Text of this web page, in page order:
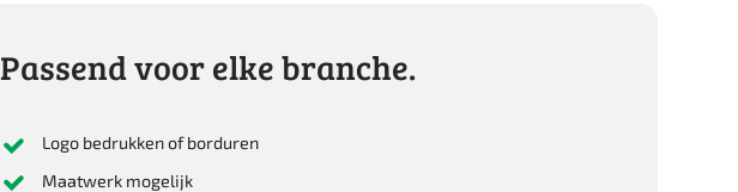
Passend voor elke branche.
Logo bedrukken of borduren
Maatwerk mogelijk